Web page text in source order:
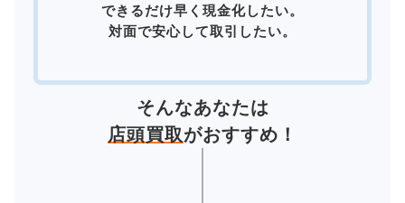
できるだけ早く現金化したい。
対面で安心して取引したい。
そんなあなたは
店頭買取がおすすめ！